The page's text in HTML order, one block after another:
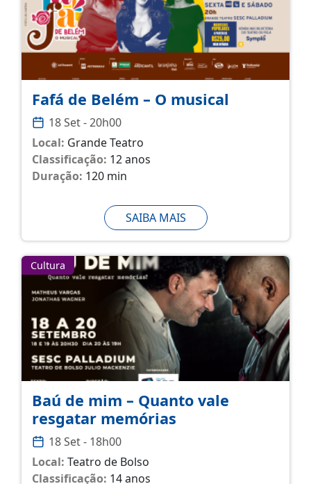
Fafá de Belém – O musical
18 Set - 20h00
Local: Grande Teatro
Classificação: 12 anos
Duração: 120 min
SAIBA MAIS
Cultura
Baú de mim – Quanto vale
resgatar memórias
18 Set - 18h00
Local: Teatro de Bolso
Classificação: 14 anos